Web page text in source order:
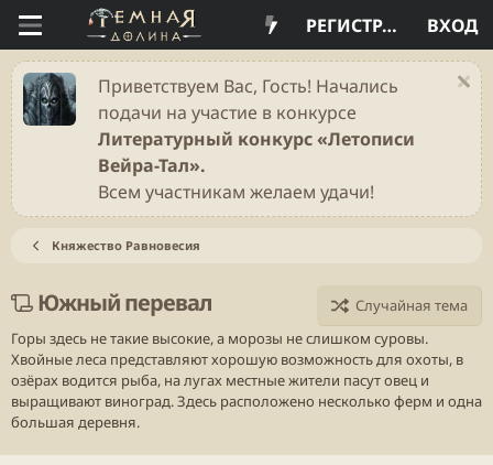
ВХОД
РЕГИСТРАЦИЯ
Приветствуем Вас, Гость! Начались
подачи на участие в конкурсе
Литературный конкурс «Летописи
Вейра-Тал».
Всем участникам желаем удачи!
Княжество Равновесия
Южный перевал
Случайная тема
Горы здесь не такие высокие, а морозы не слишком суровы.
Хвойные леса представляют хорошую возможность для охоты, в
озёрах водится рыба, на лугах местные жители пасут овец и
выращивают виноград. Здесь расположено несколько ферм и одна
большая деревня.